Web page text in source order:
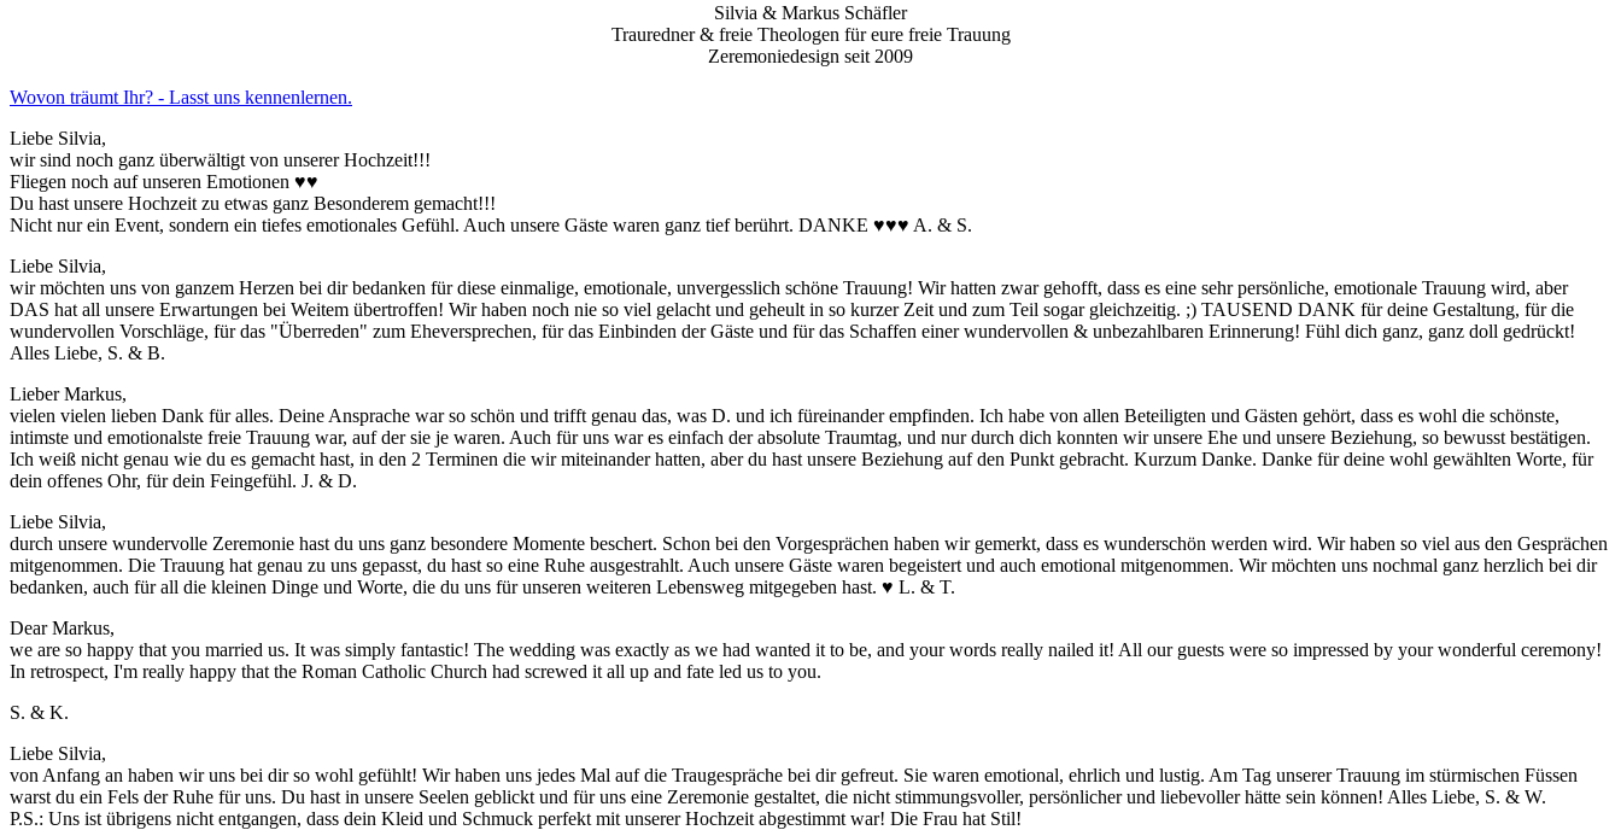
Silvia & Markus Schäfler
Trauredner & freie Theologen für eure freie Trauung
Zeremoniedesign seit 2009
Wovon träumt Ihr? - Lasst uns kennenlernen.
Liebe Silvia,
wir sind noch ganz überwältigt von unserer Hochzeit!!!
Fliegen noch auf unseren Emotionen ♥♥
Du hast unsere Hochzeit zu etwas ganz Besonderem gemacht!!!
Nicht nur ein Event, sondern ein tiefes emotionales Gefühl. Auch unsere Gäste waren ganz tief berührt. DANKE ♥♥♥ A. & S.
Liebe Silvia,
wir möchten uns von ganzem Herzen bei dir bedanken für diese einmalige, emotionale, unvergesslich schöne Trauung! Wir hatten zwar gehofft, dass es eine sehr persönliche, emotionale Trauung wird, aber
DAS hat all unsere Erwartungen bei Weitem übertroffen! Wir haben noch nie so viel gelacht und geheult in so kurzer Zeit und zum Teil sogar gleichzeitig. ;) TAUSEND DANK für deine Gestaltung, für die
wundervollen Vorschläge, für das "Überreden" zum Eheversprechen, für das Einbinden der Gäste und für das Schaffen einer wundervollen & unbezahlbaren Erinnerung! Fühl dich ganz, ganz doll gedrückt!
Alles Liebe, S. & B.
Lieber Markus,
vielen vielen lieben Dank für alles. Deine Ansprache war so schön und trifft genau das, was D. und ich füreinander empfinden. Ich habe von allen Beteiligten und Gästen gehört, dass es wohl die schönste,
intimste und emotionalste freie Trauung war, auf der sie je waren. Auch für uns war es einfach der absolute Traumtag, und nur durch dich konnten wir unsere Ehe und unsere Beziehung, so bewusst bestätigen.
Ich weiß nicht genau wie du es gemacht hast, in den 2 Terminen die wir miteinander hatten, aber du hast unsere Beziehung auf den Punkt gebracht. Kurzum Danke. Danke für deine wohl gewählten Worte, für
dein offenes Ohr, für dein Feingefühl. J. & D.
Liebe Silvia,
durch unsere wundervolle Zeremonie hast du uns ganz besondere Momente beschert. Schon bei den Vorgesprächen haben wir gemerkt, dass es wunderschön werden wird. Wir haben so viel aus den Gesprächen
mitgenommen. Die Trauung hat genau zu uns gepasst, du hast so eine Ruhe ausgestrahlt. Auch unsere Gäste waren begeistert und auch emotional mitgenommen. Wir möchten uns nochmal ganz herzlich bei dir
bedanken, auch für all die kleinen Dinge und Worte, die du uns für unseren weiteren Lebensweg mitgegeben hast. ♥ L. & T.
Dear Markus,
we are so happy that you married us. It was simply fantastic! The wedding was exactly as we had wanted it to be, and your words really nailed it! All our guests were so impressed by your wonderful ceremony!
In retrospect, I'm really happy that the Roman Catholic Church had screwed it all up and fate led us to you.
S. & K.
Liebe Silvia,
von Anfang an haben wir uns bei dir so wohl gefühlt! Wir haben uns jedes Mal auf die Traugespräche bei dir gefreut. Sie waren emotional, ehrlich und lustig. Am Tag unserer Trauung im stürmischen Füssen
warst du ein Fels der Ruhe für uns. Du hast in unsere Seelen geblickt und für uns eine Zeremonie gestaltet, die nicht stimmungsvoller, persönlicher und liebevoller hätte sein können! Alles Liebe, S. & W.
P.S.: Uns ist übrigens nicht entgangen, dass dein Kleid und Schmuck perfekt mit unserer Hochzeit abgestimmt war! Die Frau hat Stil!